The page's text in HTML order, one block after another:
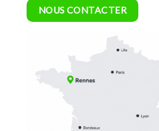
NOUS CONTACTER